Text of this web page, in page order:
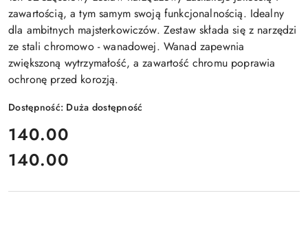
zawartością, a tym samym swoją funkcjonalnością. Idealny
dla ambitnych majsterkowiczów. Zestaw składa się z narzędzi
ze stali chromowo - wanadowej. Wanad zapewnia
zwiększoną wytrzymałość, a zawartość chromu poprawia
ochronę przed korozją.
Dostępność: Duża dostępność
cena:
140.00
Cena:
140.00